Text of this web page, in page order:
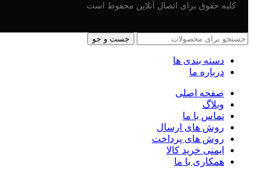
کلیه حقوق برای اتصال آنلاین محفوط است
جست و جو
دسته بندی ها
درباره ما
صفحه اصلی
وبلاگ
تماس با ما
روش های ارسال
روش های پرداخت
ایمنی خرید کالا
همکاری با ما